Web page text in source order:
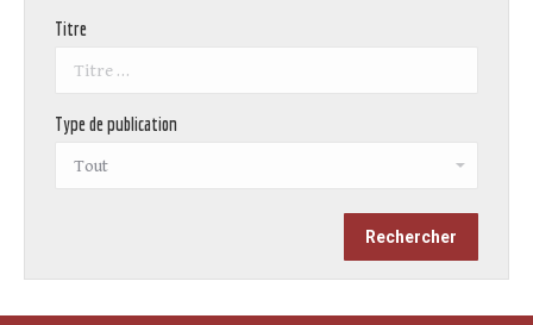
Titre
Type de publication